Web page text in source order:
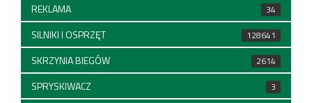
REKLAMA 34
SILNIKI I OSPRZĘT 128641
SKRZYNIA BIEGÓW 2614
SPRYSKIWACZ 3